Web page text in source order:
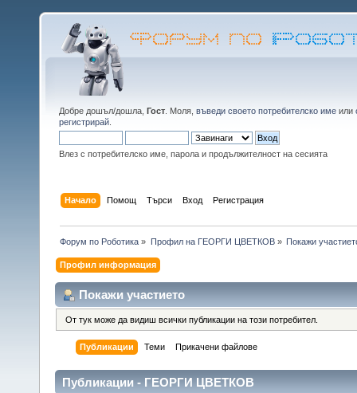
Добре дошъл/дошла, Гост . Моля, въведи своето потребителско име или
регистрирай
Влез с потребителско име, парола и продължителност на сесията
Начало Помощ Търси Вход Регистрация
Форум по Роботика » Профил на ГЕОРГИ ЦВЕТКОВ» Покажи
Профил информация
Покажи участието
От тук може да видиш всички публикации на този потребител.
Публикации Теми Прикачени файлове
Публикации - ГЕОРГИ ЦВЕТКОВ